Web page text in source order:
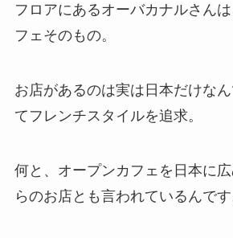
フロアにあるオーバカナルさん
フェそのもの。
お店があるのは実は日本だけな
てフレンチスタイルを追求。
何と、オープンカフェを日本に
らのお店とも言われているんです